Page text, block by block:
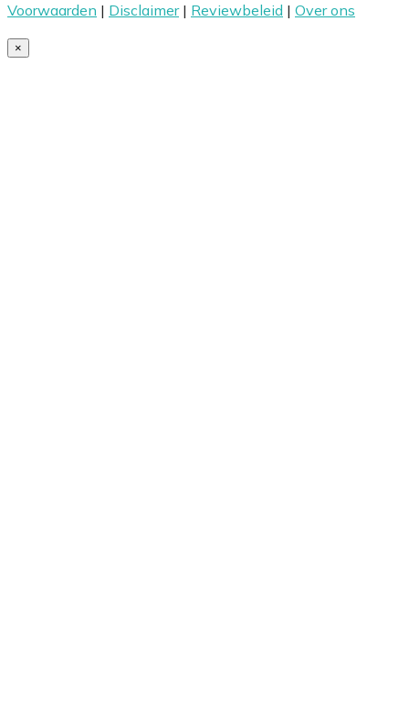
Voorwaarden | Disclaimer| Reviewbeleid | Over ons
×